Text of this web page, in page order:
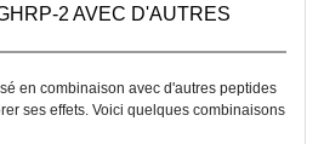
2 AVEC D'AUTRES
en combinaison avec d'autres peptides
ses effets. Voici quelques combinaisons